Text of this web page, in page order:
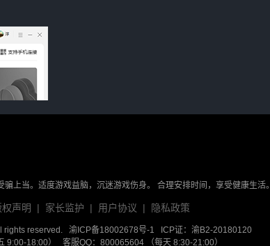
上当。适度游戏益脑，沉迷游戏伤身。 合理安排时间，享受健康生活。
权声明 | 家长监护 | 用户协议 | 隐私政策
rights reserved. 渝ICP备18002678号-1 ICP证：渝B2-20180120
9:00-18:00） 客服QQ：800065604 （每天 8:30-21:00）